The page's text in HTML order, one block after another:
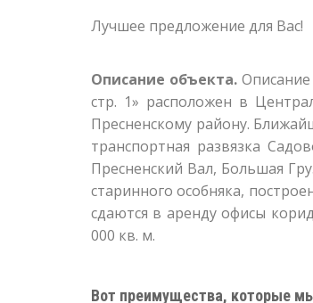
Лучшее предложение для Вас!
Описание объекта.Описание
стр. 1» расположен в
Пресненскому району.
транспортная развязка
Пресненский Вал, Большая
старинного особняка,
сдаются в аренду офисы
000 кв. м.
Вот преимущества, которые